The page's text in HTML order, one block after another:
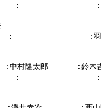
:                :
:                :羽
:中村隆太郎      :鈴
:                :